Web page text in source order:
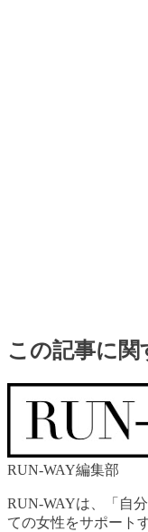
この記事に関
RUN-WAY編集部
RUN-WAYは、「自
ての女性をサポート